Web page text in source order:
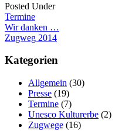
Posted Under
Termine
Post
navigation
Wir danken …
Zugweg 2014
Kategorien
Allgemein (30)
Presse (19)
Termine (7)
Unesco Kulturerbe (2)
Zugwege (16)